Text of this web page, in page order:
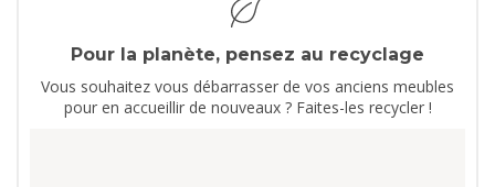
Pour la planète, pensez au recyclage
Vous souhaitez vous débarrasser de vos anciens meubles
pour en accueillir de nouveaux ? Faites-les recycler !